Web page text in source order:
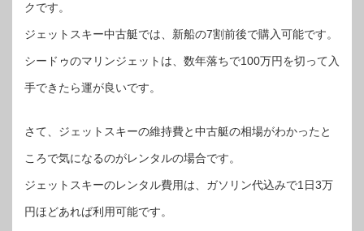
クです。
ジェットスキー中古艇では、新船の7割前後で購入可能です。
シードゥのマリンジェットは、数年落ちで100万円を切って入
手できたら運が良いです。
さて、ジェットスキーの維持費と中古艇の相場がわかったと
ころで気になるのがレンタルの場合です。
ジェットスキーのレンタル費用は、ガソリン代込みで1日3万
円ほどあれば利用可能です。